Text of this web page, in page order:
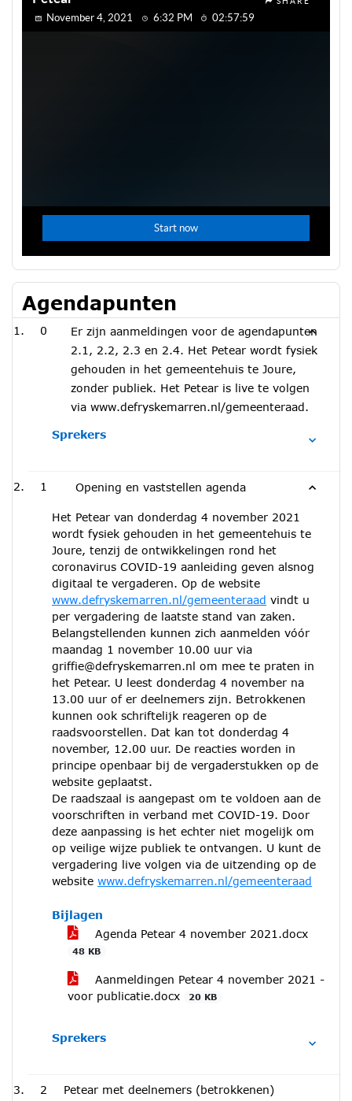
Agendapunten
0
Er zijn aanmeldingen voor de agendapunten
2.1, 2.2, 2.3 en 2.4. Het Petear wordt fysiek
gehouden in het gemeentehuis te Joure,
zonder publiek. Het Petear is live te volgen
via www.defryskemarren.nl/gemeenteraad.
Sprekers
1 Opening en vaststellen agenda
Het Petear van donderdag 4 november 2021
wordt fysiek gehouden in het gemeentehuis te
Joure, tenzij de ontwikkelingen rond het
coronavirus COVID-19 aanleiding geven alsnog
digitaal te vergaderen. Op de website
www.defryskemarren.nl/gemeenteraad vindt u
per vergadering de laatste stand van zaken.
Belangstellenden kunnen zich aanmelden vóór
maandag 1 november 10.00 uur via
griffie@defryskemarren.nl om mee te praten in
het Petear. U leest donderdag 4 november na
13.00 uur of er deelnemers zijn. Betrokkenen
kunnen ook schriftelijk reageren op de
raadsvoorstellen. Dat kan tot donderdag 4
november, 12.00 uur. De reacties worden in
principe openbaar bij de vergaderstukken op de
website geplaatst.
De raadszaal is aangepast om te voldoen aan de
voorschriften in verband met COVID-19. Door
deze aanpassing is het echter niet mogelijk om
op veilige wijze publiek te ontvangen. U kunt de
vergadering live volgen via de uitzending op de
website www.defryskemarren.nl/gemeenteraad
Bijlagen
Agenda Petear 4 november 2021.docx
48 KB
Aanmeldingen Petear 4 november 2021 -
voor publicatie.docx
20 KB
Sprekers
2 Petear met deelnemers (betrokkenen)